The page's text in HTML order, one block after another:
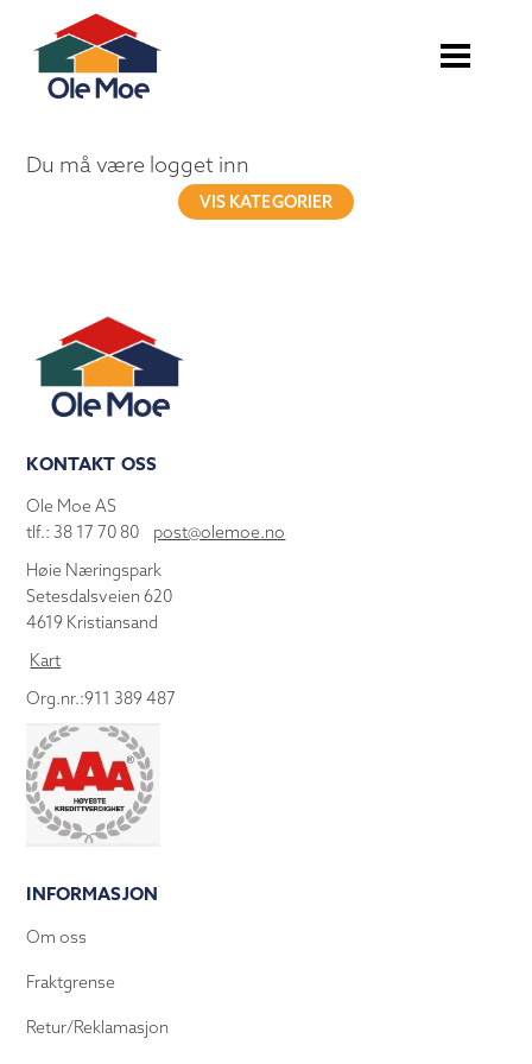
Du må være logget inn
VIS KATEGORIER
KONTAKT OSS
Ole Moe AS
tlf.: 38 17 70 80 post@olemoe.no
Høie Næringspark
Setesdalsveien 620
4619 Kristiansand
Kart
Org.nr.:911 389 487
INFORMASJON
Om oss
Fraktgrense
Retur/Reklamasjon